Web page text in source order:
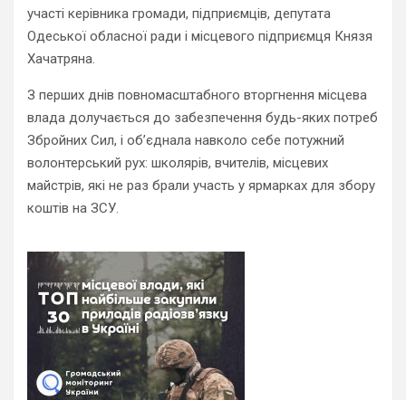
участі керівника громади, підприємців, депутата
Одеської обласної ради і місцевого підприємця Князя
Хачатряна.
З перших днів повномасштабного вторгнення місцева
влада долучається до забезпечення будь-яких потреб
Збройних Сил, і об’єднала навколо себе потужний
волонтерський рух: школярів, вчителів, місцевих
майстрів, які не раз брали участь у ярмарках для збору
коштів на ЗСУ.